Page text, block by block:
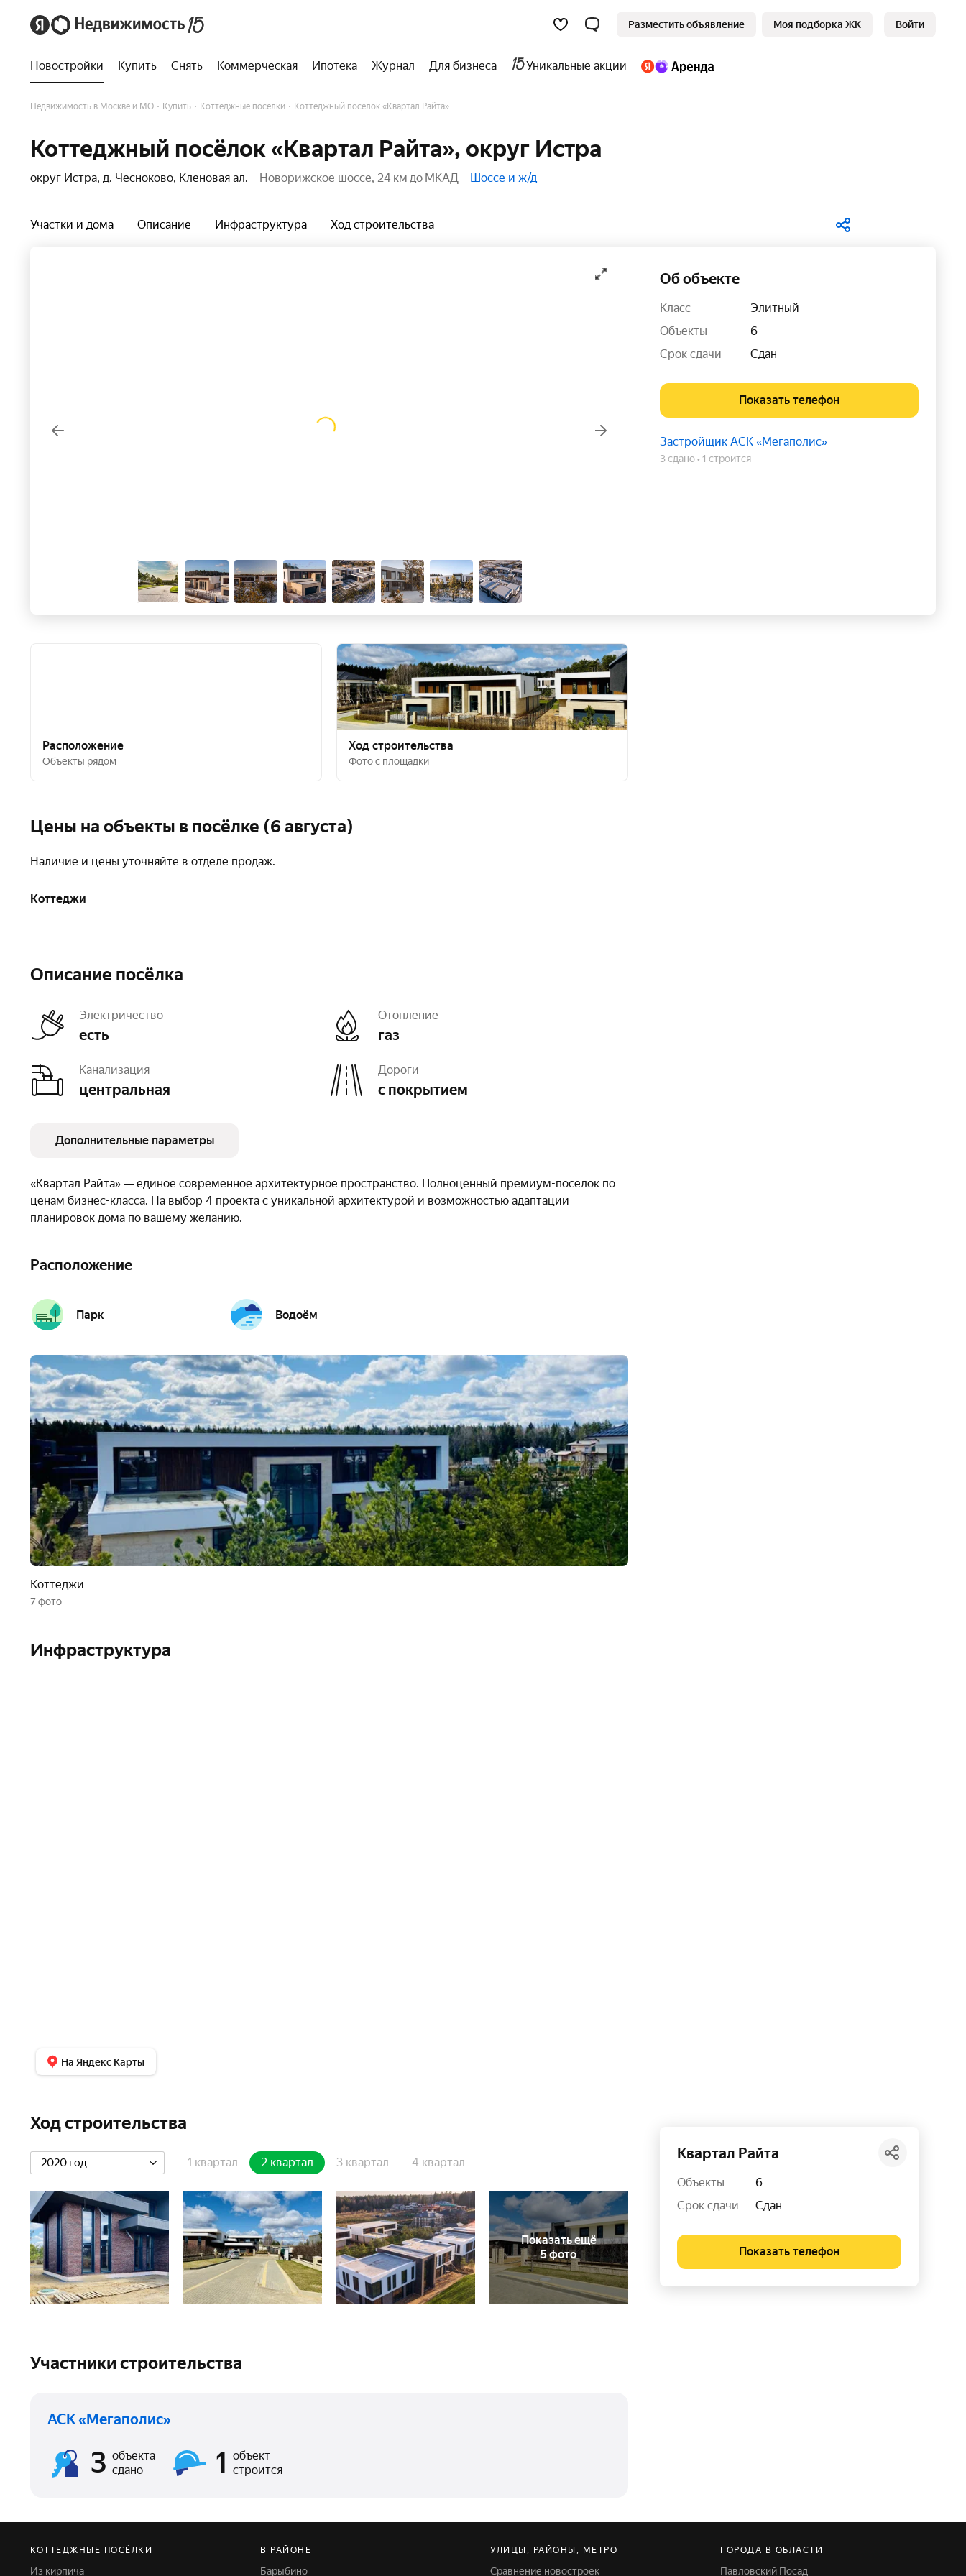
Разместить объявление Моя подборка ЖК Войти
Новостройки Купить Снять Коммерческая Ипотека Журнал Для бизнеса Уникальные акции
Недвижимость в Москве и МО Купить Коттеджные поселки Коттеджный посёлок «Квартал Райта»
Коттеджный посёлок «Квартал Райта», округ Истра
округ Истра, д. Чесноково, Кленовая ал. Новорижское шоссе, 24 км до МКАД Шоссе и ж/д
Участки и дома Описание Инфраструктура Ход строительства
Об объекте
Класс
Элитный
Объекты
6
Срок сдачи
Сдан
Показать телефон
Застройщик АСК «Мегаполис»
3 сдано 1 строится
Расположение
Объекты рядом
Ход строительства
Фото с площадки
Цены на объекты в посёлке (6 августа)
Наличие и цены уточняйте в отделе продаж.
Коттеджи
Описание посёлка
Электричество
есть
Отопление
газ
Канализация
центральная
Дороги
с покрытием
Очереди
1
Дополнительные параметры
«Квартал Райта» — единое современное архитектурное пространство. Полноценный премиум-поселок по
ценам бизнес-класса. На выбор 4 проекта с уникальной архитектурой и возможностью адаптации
планировок дома по вашему желанию.
Расположение
Парк Водоём
Коттеджи
7 фото
Инфраструктура
На Яндекс Карты
Ход строительства
2020 год 1 квартал 2 квартал 3 квартал 4 квартал
Показать ещё
5 фото
Участники строительства
АСК «Мегаполис»
3 объекта
сдано
1 объект
строится
Квартал Райта
Объекты
6
Срок сдачи
Сдан
Показать телефон
КОТТЕДЖНЫЕ ПОСЁЛКИ
Из кирпича
В РАЙОНЕ
Барыбино
УЛИЦЫ, РАЙОНЫ, МЕТРО
Сравнение новостроек
ГОРОДА В ОБЛАСТИ
Павловский Посад